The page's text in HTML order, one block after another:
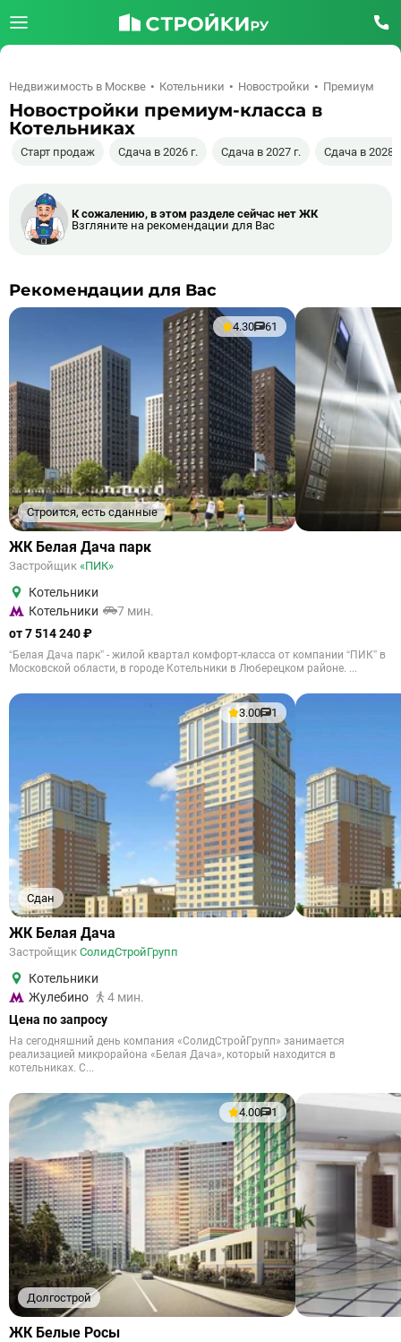
Недвижимость в Москве Котельники Новостройки Премиум
Новостройки премиум-класса в
Котельниках
Старт продаж Сдача в 2026 г. Сдача в 2027 г. Сдача в 2028
К сожалению, в этом разделе сейчас нет ЖК
Взгляните на рекомендации для Вас
Рекомендации для Вас
Строится, есть сданные
4.30 61
ЖК Белая Дача парк
Застройщик «ПИК»
Котельники
Котельники
7 мин.
от 7 514 240 ₽
“Белая Дача парк” - жилой квартал комфорт-класса от компании “ПИК” в
Московской области, в городе Котельники в Люберецком районе. ...
Сдан
3.00 1
ЖК Белая Дача
Застройщик СолидСтройГрупп
Котельники
Жулебино
4 мин.
Цена по запросу
На сегодняшний день компания «СолидСтройГрупп» занимается
реализацией микрорайона «Белая Дача», который находится в
котельниках. С...
Долгострой
4.00 1
ЖК Белые Росы